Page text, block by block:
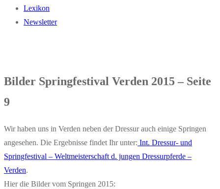
Lexikon
Newsletter
Bilder Springfestival Verden 2015 – Seite
9
Wir haben uns in Verden neben der Dressur auch einige Springen
angesehen. Die Ergebnisse findet Ihr unter: Int. Dressur- und
Springfestival – Weltmeisterschaft d. jungen Dressurpferde –
Verden.
Hier die Bilder vom Springen 2015: